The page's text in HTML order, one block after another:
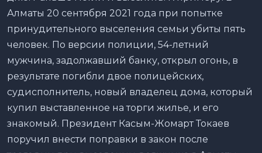
Алматы 20 сентября 2021 года при попытке
принудительного выселения семьи убиты пять
человек. По версии полиции, 54-летний
мужчина, задолжавший банку, открыл огонь, в
результате погибли двое полицейских,
судисполнитель, новый владелец дома, который
купил выставленное на торги жилье, и его
знакомый. Президент Касым-Жомарт Токаев
поручил внести поправки в закон после